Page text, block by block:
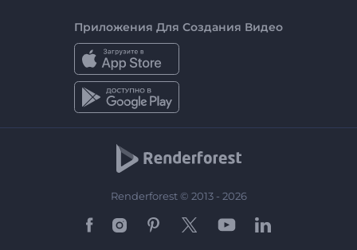
Приложения Для Создания Видео
Renderforest © 2013 - 2026